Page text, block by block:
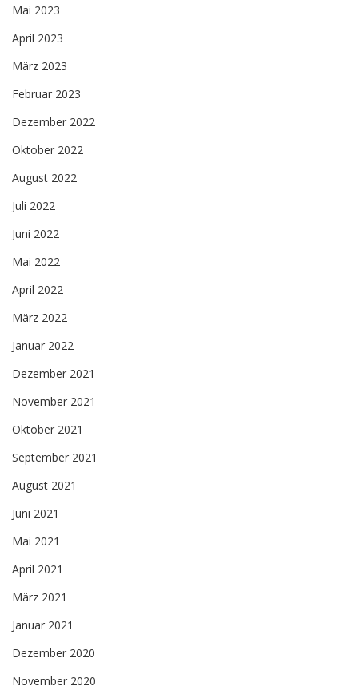
Mai 2023
April 2023
März 2023
Februar 2023
Dezember 2022
Oktober 2022
August 2022
Juli 2022
Juni 2022
Mai 2022
April 2022
März 2022
Januar 2022
Dezember 2021
November 2021
Oktober 2021
September 2021
August 2021
Juni 2021
Mai 2021
April 2021
März 2021
Januar 2021
Dezember 2020
November 2020